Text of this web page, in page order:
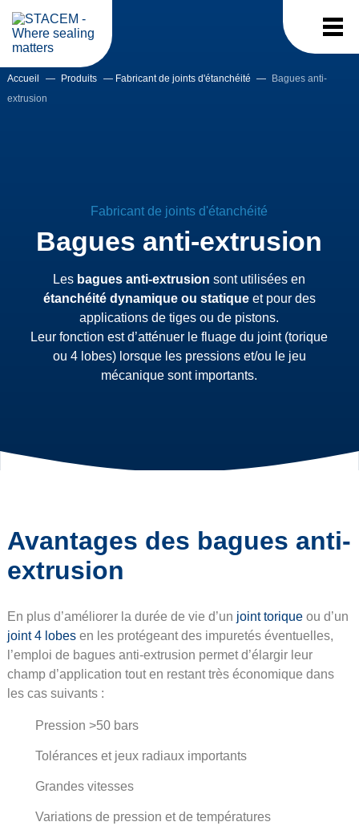
Accueil — Produits — Fabricant de joints d'étanchéité —
Bagues anti-
extrusion
Fabricant de joints d'étanchéité
Bagues anti-extrusion
Les bagues anti-extrusion sont utilisées en
étanchéité dynamique ou statiqueet pour des
applications de tiges ou de pistons.
Leur fonction est d’atténuer le fluage du joint (torique
ou 4 lobes) lorsque les pressions et/ou le jeu
mécanique sont importants.
Avantages des bagues anti-
extrusion
En plus d’améliorer la durée de vie d’un joint toriqueou d’un
joint 4 lobesen les protégeant des impuretés éventuelles,
l’emploi de bagues anti-extrusion permet d’élargir leur
champ d’application tout en restant très économique dans
les cas suivants :
Pression >50 bars
Tolérances et jeux radiaux importants
Grandes vitesses
Variations de pression et de températures